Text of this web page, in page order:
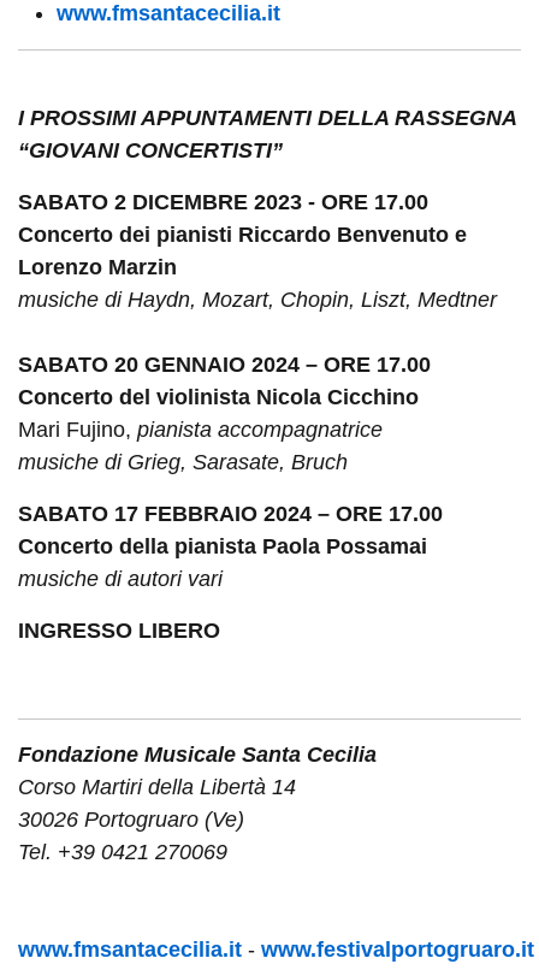
www.fmsantacecilia.it
I PROSSIMI APPUNTAMENTI DELLA RASSEGNA
“GIOVANI CONCERTISTI”
SABATO 2 DICEMBRE 2023 - ORE 17.00
Concerto dei pianisti Riccardo Benvenuto e
Lorenzo Marzin
musiche di Haydn, Mozart, Chopin, Liszt, Medtner
SABATO 20 GENNAIO 2024 – ORE 17.00
Concerto del violinista Nicola Cicchino
Mari Fujino, pianista accompagnatrice
musiche di Grieg, Sarasate, Bruch
SABATO 17 FEBBRAIO 2024 – ORE 17.00
Concerto della pianista Paola Possamai
musiche di autori vari
INGRESSO LIBERO
Fondazione Musicale Santa Cecilia
Corso Martiri della Libertà 14
30026 Portogruaro (Ve)
Tel. +39 0421 270069
www.fmsantacecilia.it - www.festivalportogruaro.it